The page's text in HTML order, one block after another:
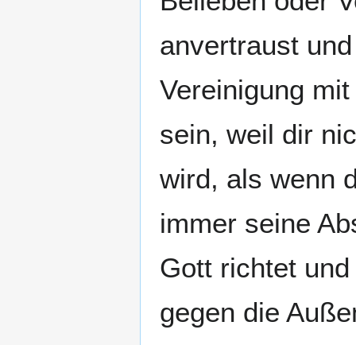
anvertraust
Vereinigung
sein, weil dir
wird, als wenn
immer seine
Gott richtet
gegen die